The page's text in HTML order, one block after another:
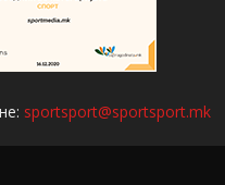
sportsport@sportsport.mk